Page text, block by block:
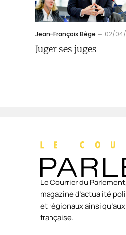
Jean-François Bège 02/
Juger ses juges
Le Courrier du
magazine d’actualité
et régionaux ainsi
française.